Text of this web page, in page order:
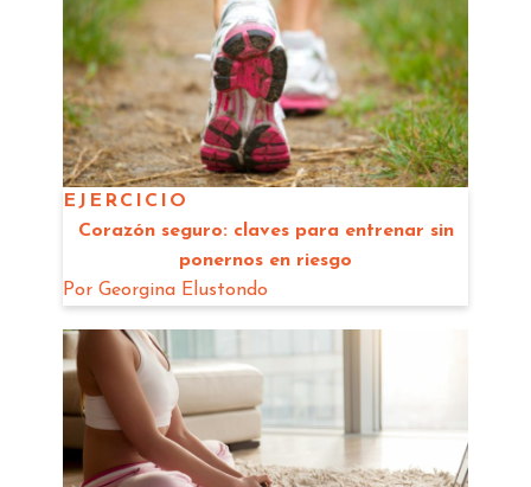
EJERCICIO
Corazón seguro: claves para entrenar sin
ponernos en riesgo
Por Georgina Elustondo